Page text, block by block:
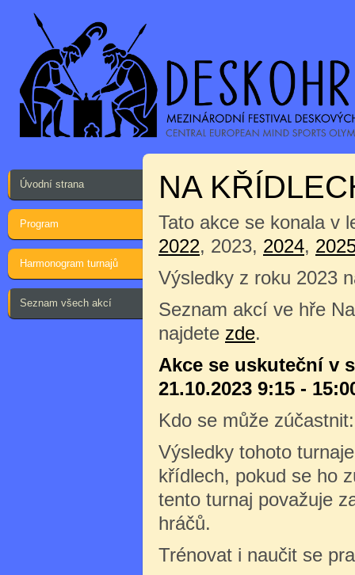
Úvodní strana
Program
Harmonogram turnajů
Seznam všech akcí
NA
Tato akce se konala v
2022, 2023, 2024,
Výsledky z roku 2023
Seznam akcí ve hře
najdete zde.
Akce se uskuteční v
21.10.2023 9:15 -
Kdo se může
Výsledky tohoto
křídlech, pokud se ho
tento turnaj považuje
hráčů.
Trénovat i naučit se